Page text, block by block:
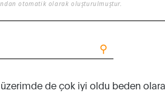
otomatik olarak oluşturulmuştur.
⚲
de çok iyi oldu beden